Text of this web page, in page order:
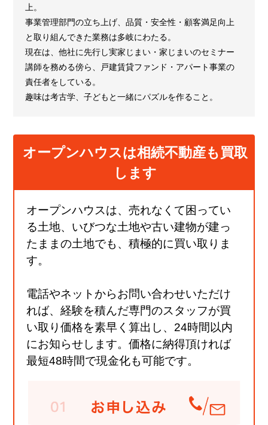
上。
事業管理部門の立ち上げ、品質・安全性・顧客満足向上
と取り組んできた業務は多岐にわたる。
現在は、他社に先行し実家じまい・家じまいのセミナー
講師を務める傍ら、戸建賃貸ファンド・アパート事業の
責任者をしている。
趣味は考古学、子どもと一緒にパズルを作ること。
オープンハウスは相続不動産も買取
します
オープンハウスは、売れなくて困ってい
る土地、いびつな土地や古い建物が建っ
たままの土地でも、積極的に買い取りま
す。
電話やネットからお問い合わせいただけ
れば、経験を積んだ専門のスタッフが買
い取り価格を素早く算出し、24時間以内
にお知らせします。価格に納得頂ければ
最短48時間で現金化も可能です。